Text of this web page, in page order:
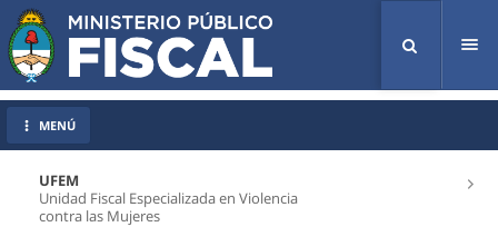
UFEM
Unidad Fiscal Especializada en Violencia
contra las Mujeres
MENÚ